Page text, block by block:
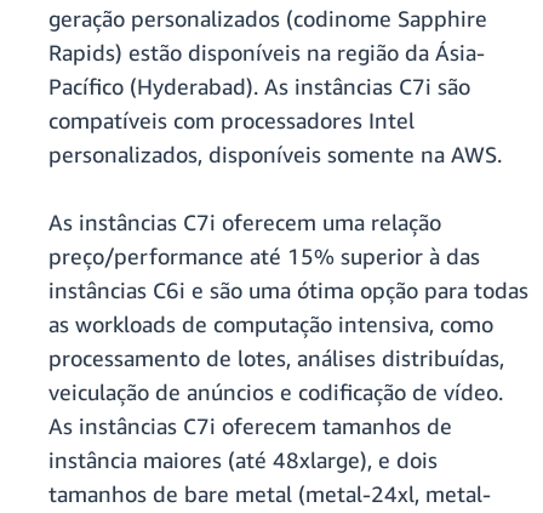
geração personalizados (codinome Sapphire
Rapids) estão disponíveis na região da Ásia-
Pacífico (Hyderabad). As instâncias C7i são
compatíveis com processadores Intel
personalizados, disponíveis somente na AWS.
As instâncias C7i oferecem uma relação
preço/performance até 15% superior à das
instâncias C6i e são uma ótima opção para todas
as workloads de computação intensiva, como
processamento de lotes, análises distribuídas,
veiculação de anúncios e codificação de vídeo.
As instâncias C7i oferecem tamanhos de
instância maiores (até 48xlarge), e dois
tamanhos de bare metal (metal-24xl, metal-